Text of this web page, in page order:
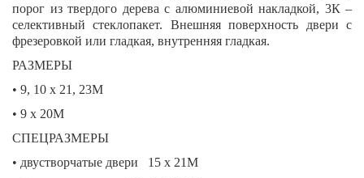
порог из твердого дерева с алюминиевой накладкой, 3К –
селективный стеклопакет. Внешняя поверхность двери с
фрезеровкой или гладкая, внутренняя гладкая.
РАЗМЕРЫ
• 9, 10 х 21, 23М
• 9 х 20М
СПЕЦРАЗМЕРЫ
• двустворчатые двери 15 х 21М